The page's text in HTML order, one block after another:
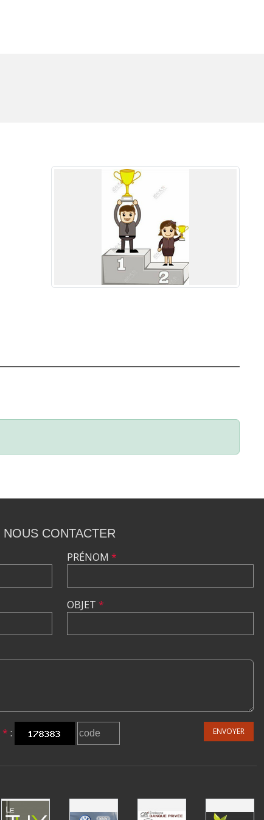
NOUS CONTACTER
PRÉNOM *
OBJET *
* : ENVOYER